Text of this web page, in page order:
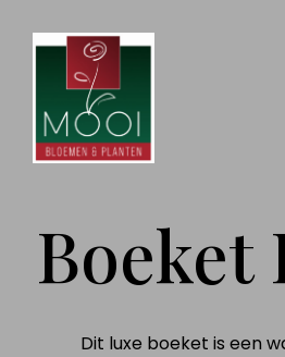
Boeket
Dit luxe boeket is een